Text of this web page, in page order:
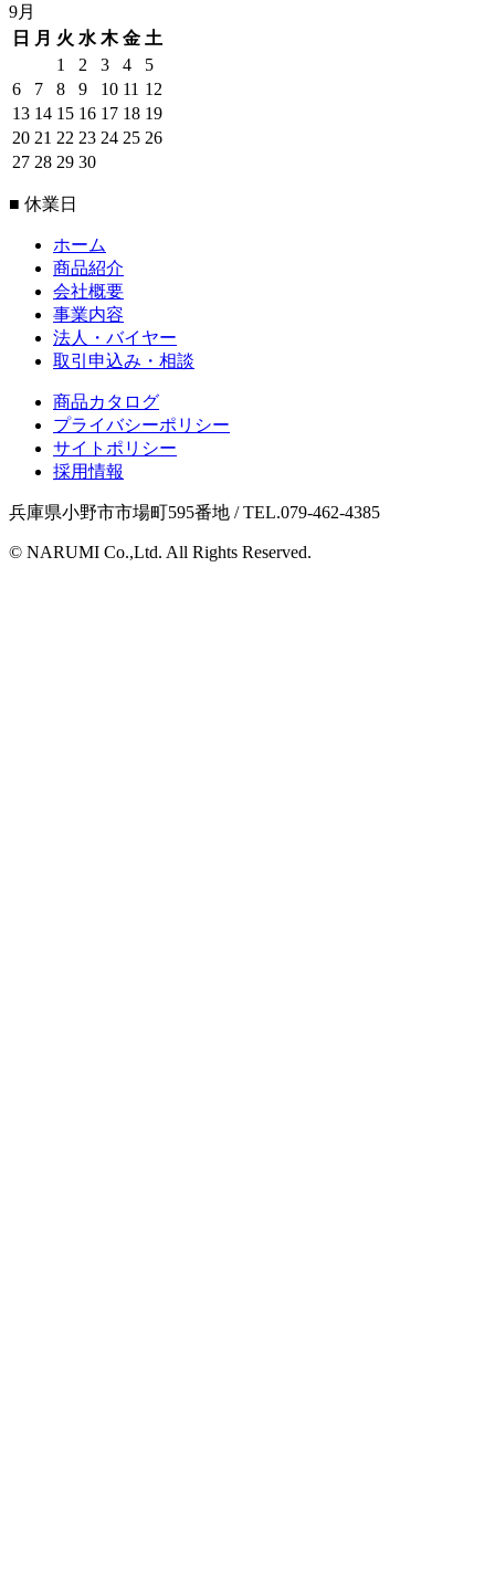
9月
日
月 火 水 木 金 土
1
2 3 4
5
6
7 8 9 10 11 12
13 14 15 16 17 18 19
20 21 22 23 24 25 26
27 28 29 30
■ 休業日
ホーム
商品紹介
会社概要
事業内容
法人・バイヤー
取引申込み・相談
商品カタログ
プライバシーポリシー
サイトポリシー
採用情報
兵庫県小野市市場町595番地 / TEL.079-462-4385
© NARUMI Co.,Ltd. All Rights Reserved.